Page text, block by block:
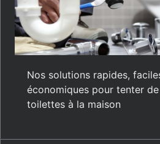
Nos solutions rapides,
économiques pour tenter
toilettes à la maison